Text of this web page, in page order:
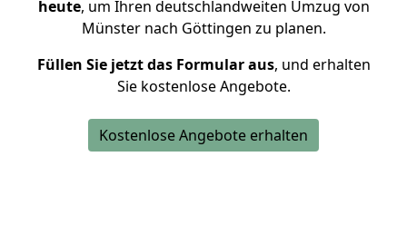
heute, um Ihren deutschlandweiten Umzug von
Münster nach Göttingen zu planen.
Füllen Sie jetzt das Formular aus, und erhalten
Sie kostenlose Angebote.
Kostenlose Angebote erhalten